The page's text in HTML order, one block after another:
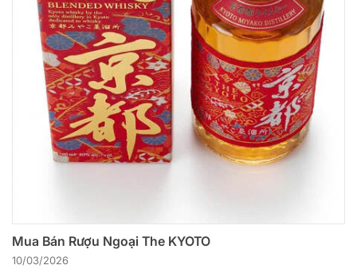
Mua Bán Rượu Ngoại The KYOTO
10/03/2026